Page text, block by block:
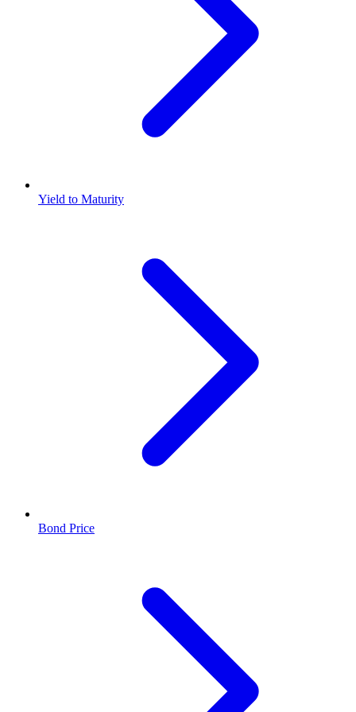
Yield to Maturity
Bond Price